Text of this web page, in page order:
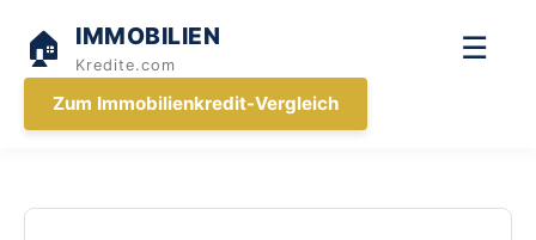
🏠 IMMOBILIEN
Kredite.com ☰
Zum Immobilienkredit-Vergleich